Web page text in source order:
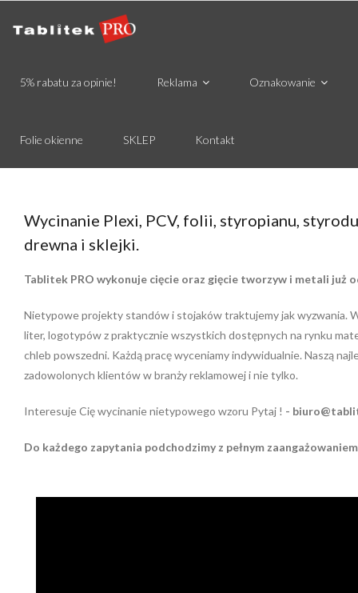
5% rabatu za opinie! Reklama Oznakowanie
Folie okienne SKLEP Kontakt
Wycinanie Plexi, PCV, folii, styropianu,
drewna i sklejki.
Tablitek PRO wykonuje cięcie oraz gięcie tworzyw i metali już
Nietypowe projekty standów i stojaków traktujemy jak wyzwania.
liter, logotypów z praktycznie wszystkich dostępnych na rynku
chleb powszedni. Każdą pracę wyceniamy indywidualnie. Naszą
zadowolonych klientów w branży reklamowej i nie tylko.
Interesuje Cię wycinanie nietypowego wzoru Pytaj ! -
Do każdego zapytania podchodzimy z pełnym